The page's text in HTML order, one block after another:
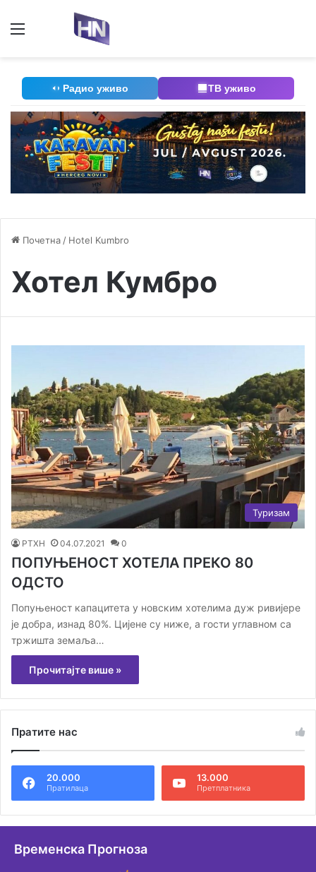
Радио уживо ТВ уживо
Почетна / Hotel Kumbro
Хотел Кумбро
Туризам
РТХН 04.07.2021 0
ПОПУЊЕНОСТ ХОТЕЛА ПРЕКО 80
ОДСТО
Попуњеност капацитета у новским хотелима дуж ривијере
је добра, изнад 80%. Цијене су ниже, а гости углавном са
тржишта земаља…
Прочитајте више »
Пратите нас
20.000
Пратилаца
13.000
Претплатника
Временска Прогноза